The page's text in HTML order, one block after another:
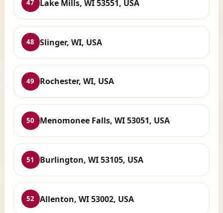
47 Lake Mills, WI 53551, USA
48 Slinger, WI, USA
49 Rochester, WI, USA
50 Menomonee Falls, WI 53051, USA
51 Burlington, WI 53105, USA
52 Allenton, WI 53002, USA